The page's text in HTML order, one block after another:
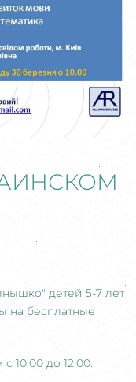
детей 5-7 лет
на бесплатные
10:00 до 12:00: